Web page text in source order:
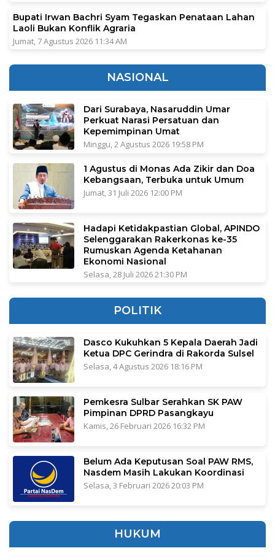
Bupati Irwan Bachri Syam Tegaskan Penataan Lahan
Laoli Bukan Konflik Agraria
Jumat, 7 Agustus 2026 11:34 AM
NASIONAL
Dari Surabaya, Nasaruddin Umar
Perkuat Narasi Persatuan dan
Kepemimpinan Umat
Minggu, 2 Agustus 2026 19:58 PM
1 Agustus di Monas Ada Zikir dan Doa
Kebangsaan, Terbuka untuk Umum
Jumat, 31 Juli 2026 12:00 PM
Hadapi Ketidakpastian Global, APINDO
Selenggarakan Rakerkonas ke-35
Rumuskan Agenda Ketahanan
Ekonomi Nasional
Selasa, 28 Juli 2026 21:30 PM
POLITIK
Dasco Kukuhkan 5 Kepala Daerah Jadi
Ketua DPC Gerindra di Rakorda Sulsel
Selasa, 4 Agustus 2026 18:16 PM
Pemkesra Sulbar Serahkan SK PAW
Pimpinan DPRD Pasangkayu
Kamis, 26 Februari 2026 16:32 PM
Belum Ada Keputusan Soal PAW RMS,
Nasdem Masih Lakukan Koordinasi
Selasa, 3 Februari 2026 20:03 PM
HUKUM